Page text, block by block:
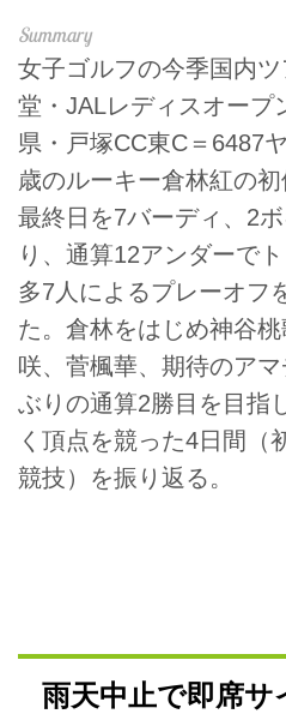
女子ゴルフの今季国内
堂・JALレディスオープ
県・戸塚CC東C＝6487
歳のルーキー倉林紅の初
最終日を7バーディ、2
り、通算12アンダーで
多7人によるプレーオフ
た。倉林をはじめ神谷
咲、菅楓華、期待のア
ぶりの通算2勝目を目指
く頂点を競った4日間（
競技）を振り返る。
雨天中止で即席サ